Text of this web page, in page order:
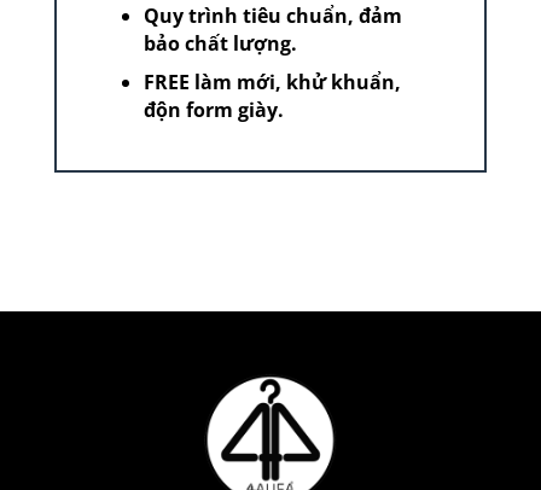
Quy trình tiêu chuẩn, đảm
bảo chất lượng.
FREE làm mới, khử khuẩn,
độn form giày.